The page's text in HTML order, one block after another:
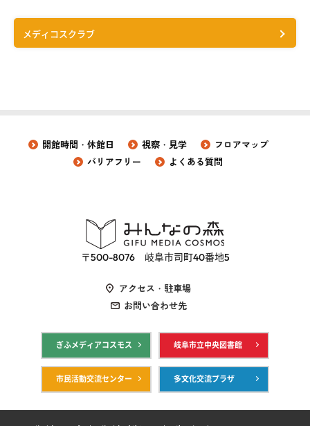
メディコスクラブ
開館時間・休館日 視察・見学
フロアマップ
バリアフリー
よくある質問
〒500-8076 岐阜市司町40番地5
アクセス・駐車場
お問い合わせ先
ぎふメディアコスモス 岐阜市立中央図書館
市民活動交流センター 多文化交流プラザ